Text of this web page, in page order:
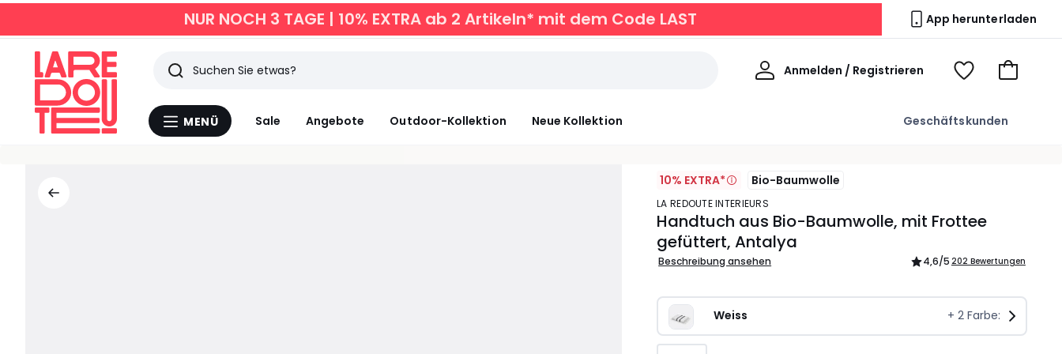
NUR NOCH 3 TAGE | 10% EXTRA ab 2 Artikeln* mit dem Code LAST App herunterladen
Menü
MENÜ Sale Angebote Outdoor-Kollektion Neue Kollektion Geschäftskunden
Suchen
Zuletzt
angesehen
Anmelden / Registrieren
Willkommen
Voir
Zum
10% EXTRA* Bio-Baumwolle
LA REDOUTE INTERIEURS
Handtuch aus Bio-Baumwolle, mit Frottee
gefüttert, Antalya
Beschreibung ansehen 4,6/5 202 Bewertungen
Weiss + 2Farbe: